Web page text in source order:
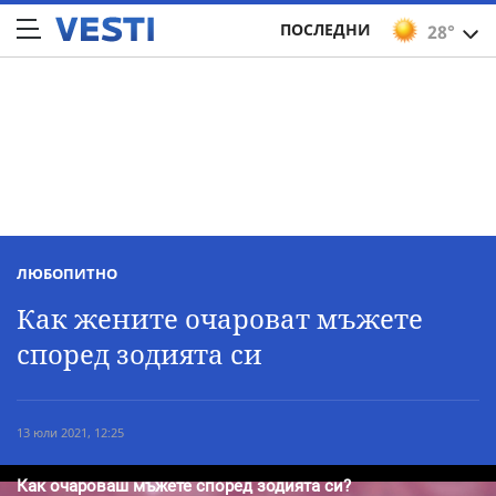
28°
ПОСЛЕДНИ
ЛЮБОПИТНО
Как жените очароват мъжете
според зодията си
13 юли 2021, 12:25